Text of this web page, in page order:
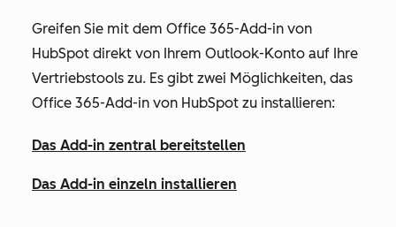
Greifen Sie mit dem Office 365-Add-in von
HubSpot direkt von Ihrem Outlook-Konto auf Ihre
Vertriebstools zu. Es gibt zwei Möglichkeiten, das
Office 365-Add-in von HubSpot zu installieren:
Das Add-in zentral bereitstellen
Das Add-in einzeln installieren